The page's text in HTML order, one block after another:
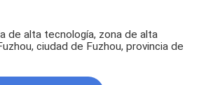
de alta tecnología, zona de alta
ciudad de Fuzhou, provincia de